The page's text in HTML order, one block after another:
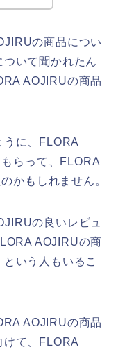
の商品につい
いて聞かれたん
AOJIRUの商品
うに、FLORA
らって、FLORA
かもしれません。
の良いレビュ
AOJIRUの商
いう人もいるこ
AOJIRUの商品
けて、FLORA